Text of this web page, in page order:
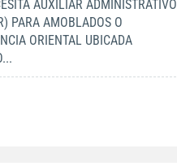
AUXILIAR ADMINISTRATIVO
PARA AMOBLADOS O
ORIENTAL UBICADA